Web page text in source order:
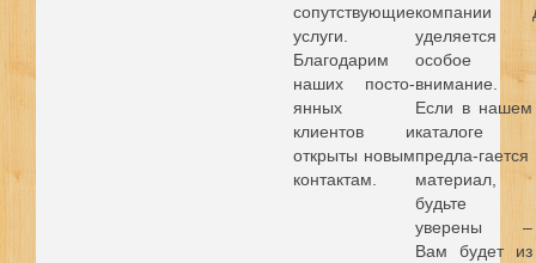
сопутствующие
услуги.
Благодарим
наших посто-
янных
клиентов и
открыты новым
контактам.
компании
уделяется
особое
внимание.
Если в нашем
каталоге
предла-гается
материал,
будьте
уверены –
Вам будет из